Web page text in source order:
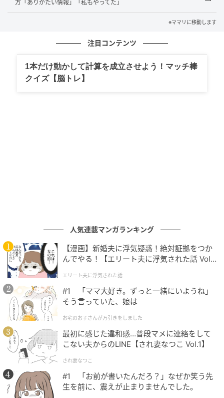
ママリ
問や悩みをテーマに扱う情報サイトです。妊娠超初
や教育の疑問や心配など、プレママ・ママの今と未
作品をもっとみる
方「ありがたい情報」「私もやってた」
※ママリに移動します
注目コンテンツ
1本だけ動かして計算を成立させよう！マッチ棒
クイズ【脳トレ】
人気連載マンガランキング
【漫画】新婚夫に浮気疑惑！絶対証拠をつか
んでやる！【エリート夫に浮気された話 Vol.
エリート夫に浮気された話
#1 「ママ大好き。ずっと一緒にいようね」
そう言っていた、娘は
お宅のお子さんが万引きをしました
最初に感じた違和感…普段マメに連絡をして
こない夫からのLINE【され妻なつこ Vol.1】
され妻なつこ
#1 「お前が書いたんだろ？」なぜか笑う先
生を前に、震えが止まりませんでした。